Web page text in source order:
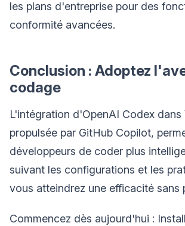
les plans d'entreprise pour des
conformité avancées.
Conclusion : Adoptez
codage
L'intégration d'OpenAI Codex dans
propulsée par GitHub Copilot,
développeurs de coder plus
suivant les configurations et les
vous atteindrez une efficacité sans
Commencez dès aujourd'hui :